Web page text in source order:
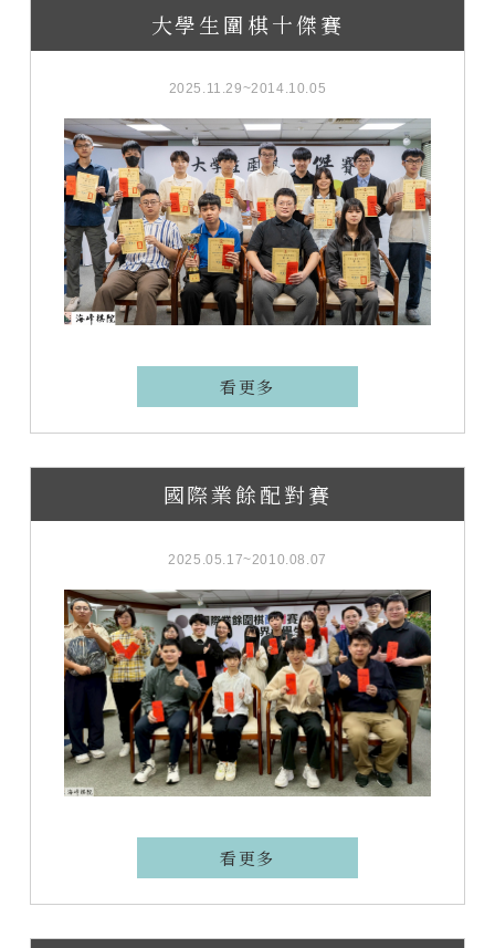
大學生圍棋十傑賽
2025.11.29~2014.10.05
看更多
國際業餘配對賽
2025.05.17~2010.08.07
看更多